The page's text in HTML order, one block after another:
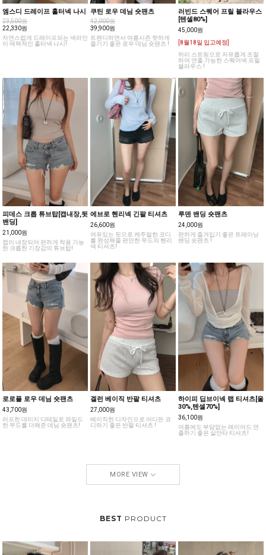
엠스디 드레이프 홀터넥 나시
23,500원
22,330원
자연스럽게 드레이프되는 넥라인
쿠틴 로우 데님 숏팬츠
42,000원
39,900원
트렌디하면서 여름시즌 핫하게
러빈드 스퀘어 프릴 블라우스
[텐셀80%]
허리 스트링으로 자유롭게 조절
하여 연출 가능한 스퀘어넥 프릴
피데스 크롭 튜브탑[캡내장,뒷
밴딩]
21,000원
캡이 내장되어 편하게 착용 가능
에브로 헨리넥 긴팔 티셔츠
26,600원
여유있는 핏으로 캐주얼한 코디
를 완성해줄 편안한 무드의 헨리
루덴 밴딩 숏팬츠
24,000원
편하게 즐겨입기 좋은 트레이닝
로로플 로우 데님 숏팬츠
43,700원
러프한 데미지 디테일로 와일드
겔런 베이직 반팔 티셔츠
27,000원
베이직한 디자인으로 어디든 코
하이피 딥브이넥 랩 티셔츠[울
30%,텐셀70%]
36,100원
여름에도 부담없는 레이어드 연